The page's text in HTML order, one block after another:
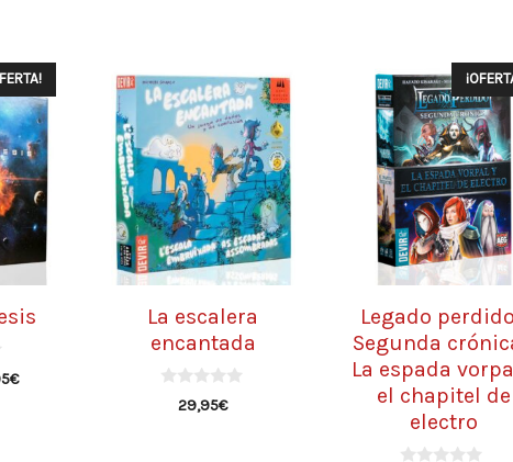
€
La escalera
encantada
29,95€
Legado
Segunda
La espada
el chapitel de
electro